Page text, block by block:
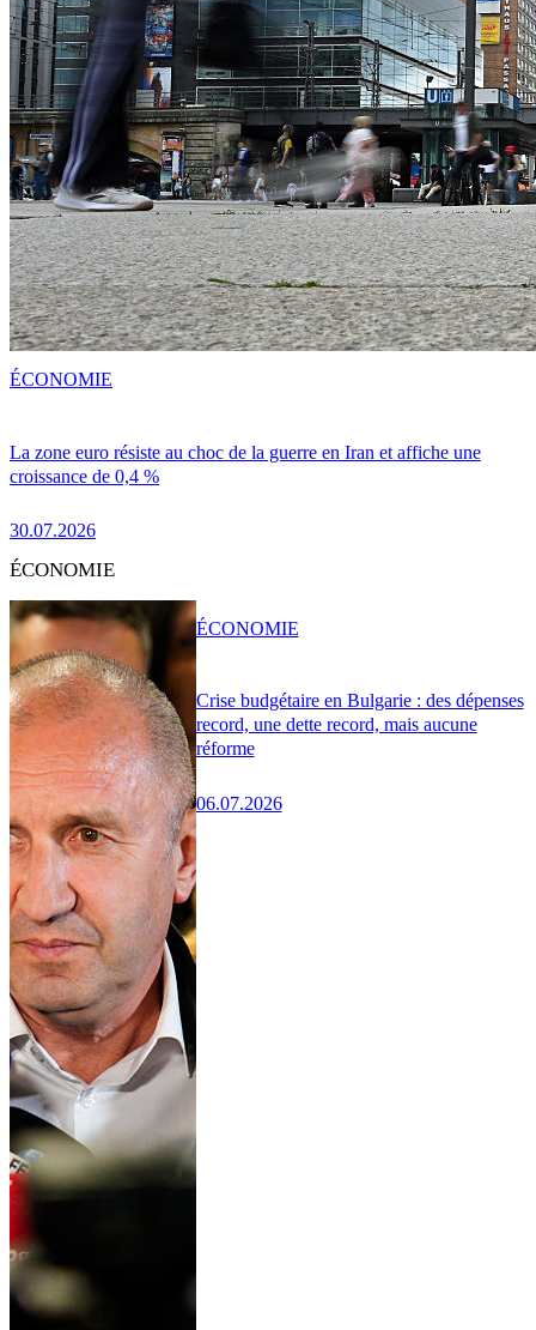
La zone euro résiste au choc de la guerre en Iran et affiche une
croissance de 0,4 %
30.07.2026
ÉCONOMIE
ÉCONOMIE
Crise budgétaire en Bulgarie : des dépenses
record, une dette record, mais aucune
réforme
06.07.2026
ÉCONOMIE